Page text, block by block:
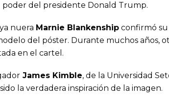
poder del presidente Donald Trump.
nuera Marnie Blankenship confirmó
del póster. Durante muchos años,
en el cartel.
James Kimble, de la Universidad
la verdadera inspiración de la imagen.